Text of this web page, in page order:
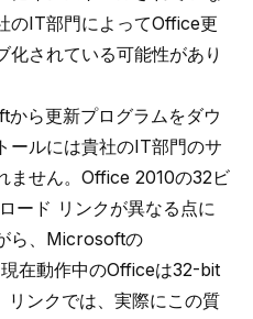
のIT部門によってOffice更
化されている可能性があり
ら更新プログラムをダウ
ールには貴社のIT部門のサ
ません。Office 2010の32ビ
ード リンクが異なる点に
ら、Microsoftの
在動作中のOfficeは32-bit
ンクでは、実際にこの質